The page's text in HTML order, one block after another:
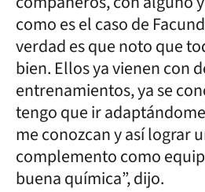
como es el caso de
verdad es que noto que
bien. Ellos ya vienen con
entrenamientos, ya se
tengo que ir
me conozcan y así lograr
complemento como
buena química”, dijo.